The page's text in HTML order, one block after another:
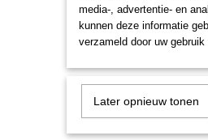
media-, advertentie- en
kunnen deze informatie
verzameld door uw
Later opnieuw tonen